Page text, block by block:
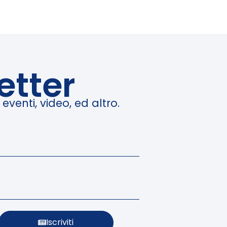
video, ed altro.
Iscriviti